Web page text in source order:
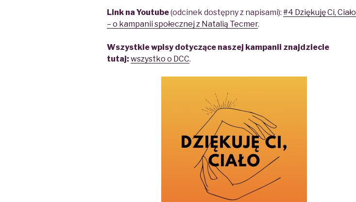
Link na Youtube(odcinek dostępny z napisami): #4 Dziękuję Ci, Ciało
– o kampanii społecznej z Natalią Tecmer.
Wszystkie wpisy dotyczące naszej kampanii znajdziecie
tutaj: wszystko o DCC.